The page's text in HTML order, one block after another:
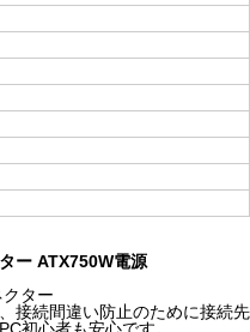
ー ATX750W電源
ター
接続間違い防止のために接続先